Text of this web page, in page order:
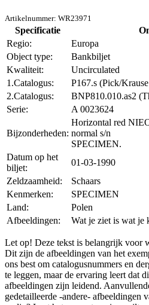
Artikelnummer: WR23971
Specificatie
Regio:
Europa
Object type:
Bankbiljet
Kwaliteit:
Uncirculated
1.Catalogus:
P167.s (Pick/
2.Catalogus:
BNP810.010.as2
Serie:
A 0023624
Bijzonderheden:
Horizontal red
normal s/n
SPECIMEN.
Datum op het
biljet:
01-03-1990
Zeldzaamheid:
Schaars
Kenmerken:
SPECIMEN
Land:
Polen
Afbeeldingen:
Wat je ziet is wat je
Let op! Deze tekst is belangrijk voor
Dit zijn de afbeeldingen van het
ons best om catalogusnummers en
te leggen, maar de ervaring leert dat
afbeeldingen zijn leidend.
gedetailleerde -andere- afbeeldingen